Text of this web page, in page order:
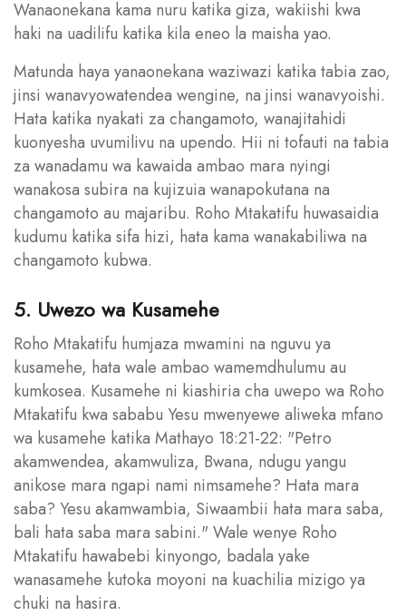
Wanaonekana kama nuru katika giza, wakiishi kwa
haki na uadilifu katika kila eneo la maisha yao.
Matunda haya yanaonekana waziwazi katika tabia zao,
jinsi wanavyowatendea wengine, na jinsi wanavyoishi.
Hata katika nyakati za changamoto, wanajitahidi
kuonyesha uvumilivu na upendo. Hii ni tofauti na tabia
za wanadamu wa kawaida ambao mara nyingi
wanakosa subira na kujizuia wanapokutana na
changamoto au majaribu. Roho Mtakatifu huwasaidia
kudumu katika sifa hizi, hata kama wanakabiliwa na
changamoto kubwa.
5. Uwezo wa Kusamehe
Roho Mtakatifu humjaza mwamini na nguvu ya
kusamehe, hata wale ambao wamemdhulumu au
kumkosea. Kusamehe ni kiashiria cha uwepo wa Roho
Mtakatifu kwa sababu Yesu mwenyewe aliweka mfano
wa kusamehe katika Mathayo 18:21-22: "Petro
akamwendea, akamwuliza, Bwana, ndugu yangu
anikose mara ngapi nami nimsamehe? Hata mara
saba? Yesu akamwambia, Siwaambii hata mara saba,
bali hata saba mara sabini." Wale wenye Roho
Mtakatifu hawabebi kinyongo, badala yake
wanasamehe kutoka moyoni na kuachilia mizigo ya
chuki na hasira.